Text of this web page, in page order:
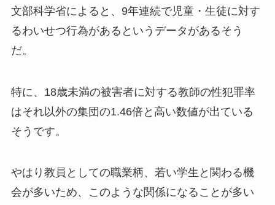
文部科学省によると、9年連続で児童・生徒に対す
るわいせつ行為があるというデータがあるそう
だ。
特に、18歳未満の被害者に対する教師の性犯罪率
はそれ以外の集団の1.46倍と高い数値が出ている
そうです。
やはり教員としての職業柄、若い学生と関わる機
会が多いため、このような関係になることが多い